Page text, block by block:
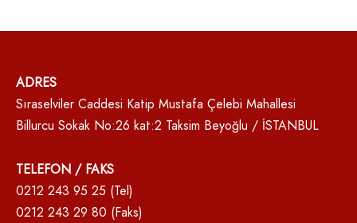
ADRES
Sıraselviler Caddesi Katip Mustafa Çelebi Mahallesi
Billurcu Sokak No:26 kat:2 Taksim Beyoğlu / İSTANBUL
TELEFON / FAKS
0212 243 95 25 (Tel)
0212 243 29 80 (Faks)